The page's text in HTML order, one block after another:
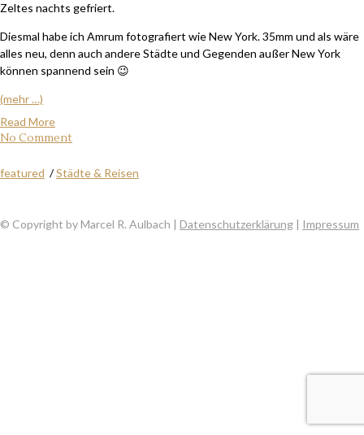
Zeltes nachts gefriert.
Diesmal habe ich Amrum fotografiert wie New York. 35mm und als wäre
alles neu, denn auch andere Städte und Gegenden außer New York
können spannend sein 😉
(mehr …)
Read More
No Comment
featured /Städte & Reisen
© Copyright by Marcel R. Aulbach | Datenschutzerklärung | Impressum